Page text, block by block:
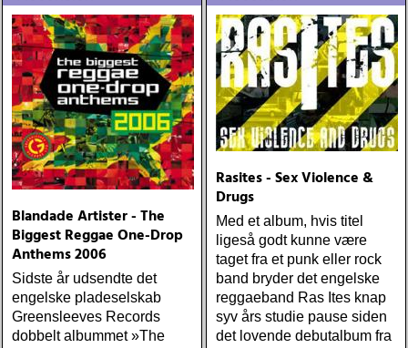
Blandade Artister - The
Biggest Reggae One-Drop
Anthems 2006
Sidste år udsendte det
engelske pladeselskab
Greensleeves Records
dobbelt albummet »The
Rasites - Sex Violence &
Drugs
Med et album, hvis titel
ligeså godt kunne være
taget fra et punk eller rock
band bryder det engelske
reggaeband Ras Ites knap
syv års studie pause siden
det lovende debutalbum fra